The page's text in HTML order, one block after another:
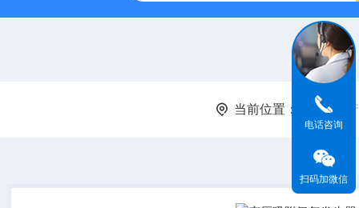
当前位置： 首页
电话咨询
扫码加微信